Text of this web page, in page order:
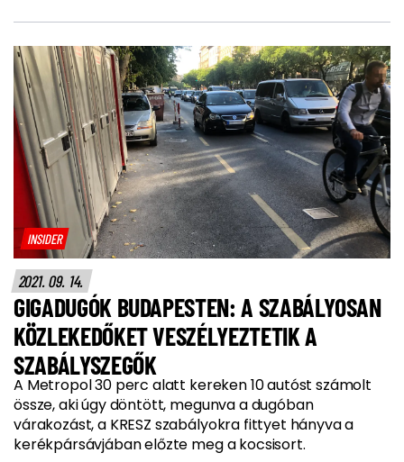
INSIDER
2021. 09. 14.
GIGADUGÓK BUDAPESTEN: A SZABÁLYOSAN
KÖZLEKEDŐKET VESZÉLYEZTETIK A
SZABÁLYSZEGŐK
A Metropol 30 perc alatt kereken 10 autóst számolt
össze, aki úgy döntött, megunva a dugóban
várakozást, a KRESZ szabályokra fittyet hányva a
kerékpársávjában előzte meg a kocsisort.